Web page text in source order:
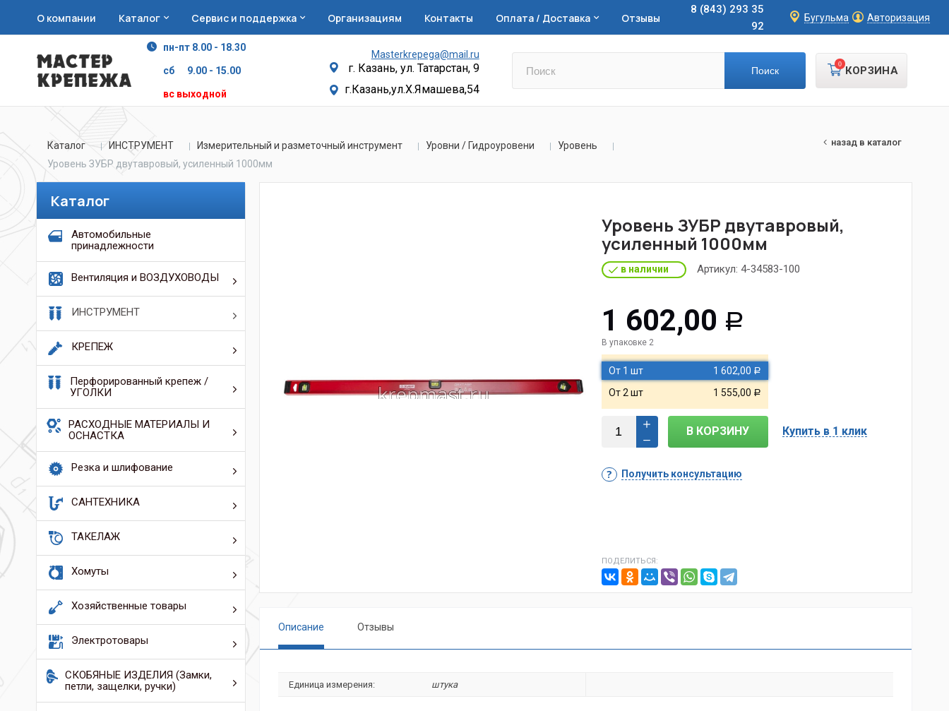
О компании Каталог Сервис и поддержка Организациям Контакты Оплата / Доставка Отзывы
8 (843) 293 35
92
Бугульма Авторизация
пн-пт 8.00 - 18.30
сб 9.00 - 15.00
вс выходной
Masterkrepega@mail.ru
г. Казань, ул. Татарстан, 9
г.Казань,ул.Х.Ямашева,54
КОРЗИНА
0
Каталог ИНСТРУМЕНТ Измерительный и разметочный инструмент Уровни / Гидроуровени
Уровень
Уровень ЗУБР двутавровый, усиленный 1000мм
назад в каталог
Каталог
Автомобильные
принадлежности
Вентиляция и ВОЗДУХОВОДЫ
ИНСТРУМЕНТ
КРЕПЕЖ
Перфорированный крепеж /
УГОЛКИ
РАСХОДНЫЕ МАТЕРИАЛЫ И
ОСНАСТКА
Резка и шлифование
САНТЕХНИКА
ТАКЕЛАЖ
Хомуты
Хозяйственные товары
Электротовары
СКОБЯНЫЕ ИЗДЕЛИЯ (Замки,
петли, защелки, ручки)
Уровень ЗУБР двутавровый,
усиленный 1000мм
в наличии Артикул: 4-34583-100
1 602,00 Р
В упаковке 2
От 1 шт 1 602,00 Р
От 2 шт 1 555,00 Р
В КОРЗИНУ Купить в 1 клик
ПОДЕЛИТЬСЯ:
Получить консультацию
Описание Отзывы
Единица измерения: штука